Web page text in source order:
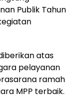
Publik Tahun
atas
pelayanan
ramah
MPP terbaik.